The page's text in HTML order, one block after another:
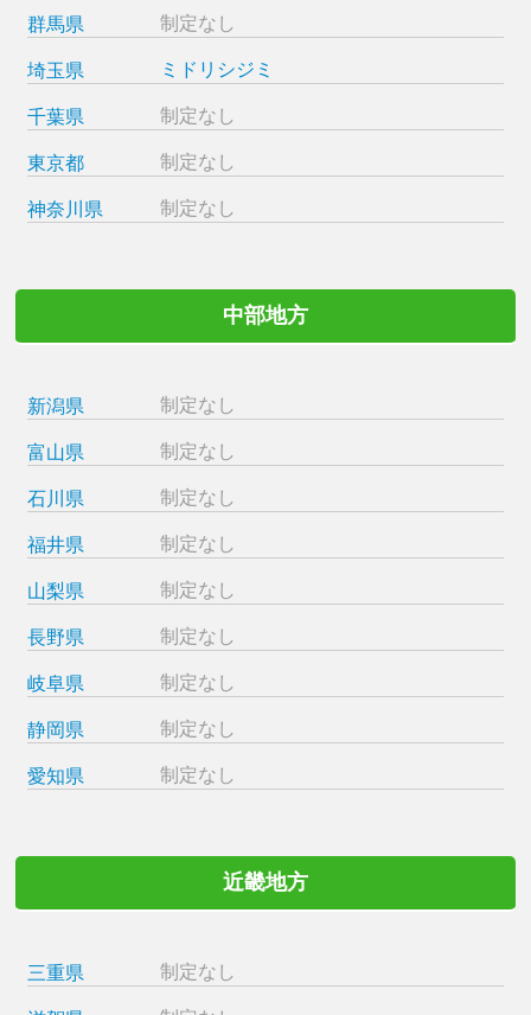
群馬県 制定なし
埼玉県 ミドリシジミ
千葉県 制定なし
東京都 制定なし
神奈川県 制定なし
中部地方
新潟県 制定なし
富山県 制定なし
石川県 制定なし
福井県 制定なし
山梨県 制定なし
長野県 制定なし
岐阜県 制定なし
静岡県 制定なし
愛知県 制定なし
近畿地方
三重県 制定なし